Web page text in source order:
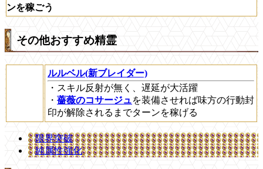
ンを稼ごう
その他おすすめ精霊
ルルベル(新ブレイダー)
・スキル反射が無く、遅延が大活躍
・ 薔薇のコサージュを装備させれば味方の行動封
印が解除されるまでターンを稼げる
限界突破
純属性強化